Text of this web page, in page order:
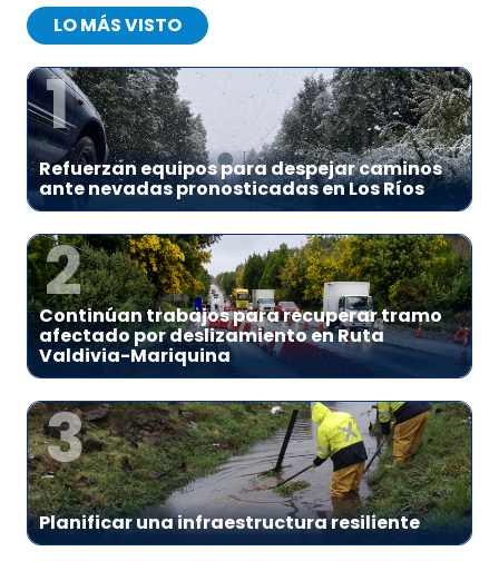
LO MÁS VISTO
1
Refuerzan equipos para despejar caminos
ante nevadas pronosticadas en Los Ríos
2
Continúan trabajos para recuperar tramo
afectado por deslizamiento en Ruta
Valdivia-Mariquina
3
Planificar una infraestructura resiliente